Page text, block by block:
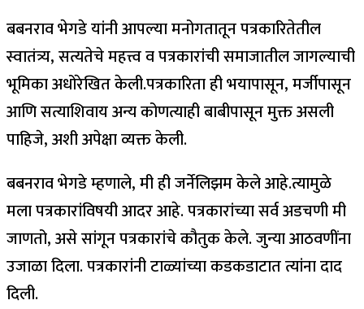
बबनराव भेगडे यांनी आपल्या मनोगतातून पत्रकारितेतील
स्वातंत्र्य, सत्यतेचे महत्त्व व पत्रकारांची समाजातील जागल्याची
भूमिका अधोरेखित केली.पत्रकारिता ही भयापासून, मर्जीपासून
आणि सत्याशिवाय अन्य कोणत्याही बाबीपासून मुक्त असली
पाहिजे, अशी अपेक्षा व्यक्त केली.
बबनराव भेगडे म्हणाले, मी ही जर्नेलिझम केले आहे.त्यामुळे
मला पत्रकारांविषयी आदर आहे. पत्रकारांच्या सर्व अडचणी मी
जाणतो, असे सांगून पत्रकारांचे कौतुक केले. जुन्या आठ‌वणींना
उजाळा दिला. पत्रकारांनी टाळ्यांच्या कडकडाटात त्यांना दाद
दिली.